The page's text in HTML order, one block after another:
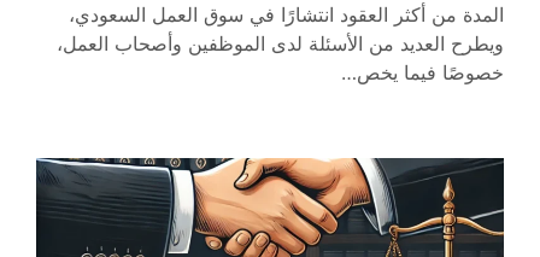
المدة من أكثر العقود انتشارًا في سوق العمل السعودي،
ويطرح العديد من الأسئلة لدى الموظفين وأصحاب العمل،
خصوصًا فيما يخص…